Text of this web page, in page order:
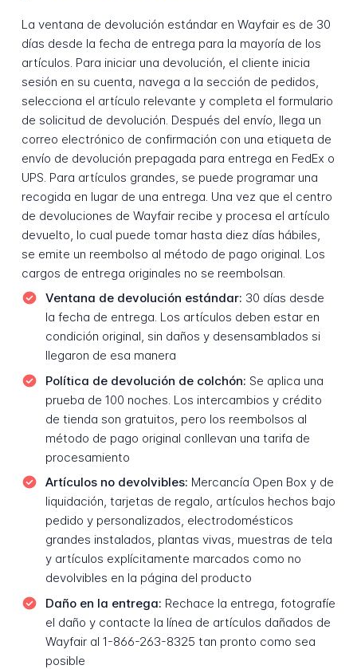
La ventana de devolución estándar en Wayfair es de 30
días desde la fecha de entrega para la mayoría de los
artículos. Para iniciar una devolución, el cliente inicia
sesión en su cuenta, navega a la sección de pedidos,
selecciona el artículo relevante y completa el formulario
de solicitud de devolución. Después del envío, llega un
correo electrónico de confirmación con una etiqueta de
envío de devolución prepagada para entrega en FedEx o
UPS. Para artículos grandes, se puede programar una
recogida en lugar de una entrega. Una vez que el centro
de devoluciones de Wayfair recibe y procesa el artículo
devuelto, lo cual puede tomar hasta diez días hábiles,
se emite un reembolso al método de pago original. Los
cargos de entrega originales no se reembolsan.
Ventana de devolución estándar: 30 días desde
la fecha de entrega. Los artículos deben estar en
condición original, sin daños y desensamblados si
llegaron de esa manera
Política de devolución de colchón: Se aplica una
prueba de 100 noches. Los intercambios y crédito
de tienda son gratuitos, pero los reembolsos al
método de pago original conllevan una tarifa de
procesamiento
Artículos no devolvibles: Mercancía Open Box y de
liquidación, tarjetas de regalo, artículos hechos bajo
pedido y personalizados, electrodomésticos
grandes instalados, plantas vivas, muestras de tela
y artículos explícitamente marcados como no
devolvibles en la página del producto
Daño en la entrega: Rechace la entrega, fotografíe
el daño y contacte la línea de artículos dañados de
Wayfair al 1-866-263-8325 tan pronto como sea
posible